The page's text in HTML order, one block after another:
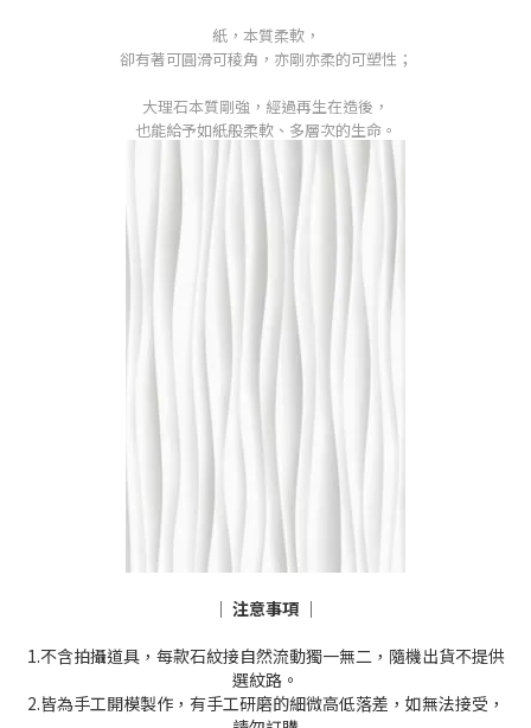
紙，本質柔軟，
卻有著可圓滑可稜角，亦剛亦柔的可塑性；
大理石本質剛強，經過再生在造後，
也能給予如紙般柔軟、多層次的生命。
│ 注意事項 │
1.不含拍攝道具，每款石紋接自然流動獨一無二，隨機出貨不提供
選紋路。
2.皆為手工開模製作，有手工研磨的細微高低落差，如無法接受，